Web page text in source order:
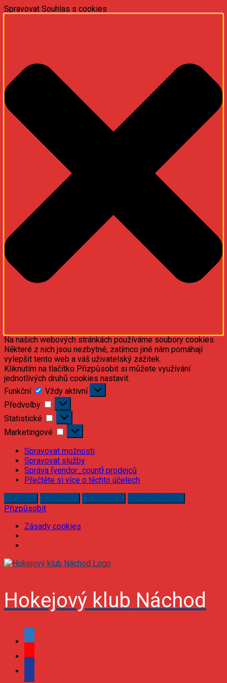
Spravovat Souhlas s cookies
Na našich webových stránkách používáme soubory cookies.
Některé z nich jsou nezbytné, zatímco jiné nám pomáhají
vylepšit tento web a váš uživatelský zážitek.
Kliknutím na tlačítko Přizpůsobit si můžete využívání
jednotlivých druhů cookies nastavit.
Funkční
Funkční
Vždy aktivní
Předvolby
Předvolby
Statistické
Statistické
Marketingové
Marketingové
Spravovat možnosti
Spravovat služby
Správa {vendor_count} prodejců
Přečtěte si více o těchto účelech
Přizpůsobit
Zásady cookies
Skip
Hokejový klub Náchod